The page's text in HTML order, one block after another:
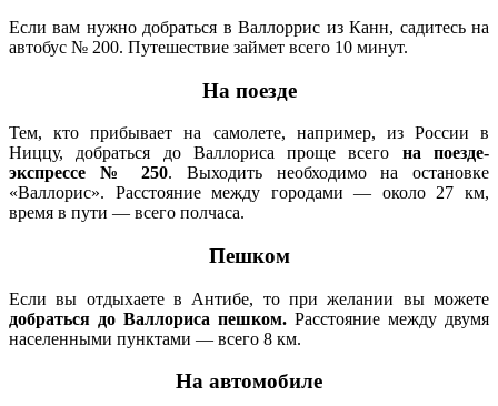
Если вам нужно добраться в Валлоррис из Канн, садитесь на
автобус № 200. Путешествие займет всего 10 минут.
На поезде
Тем, кто прибывает на самолете, например, из России в
Ниццу, добраться до Валлориса проще всего на поезде-
экспрессе № 250. Выходить необходимо на остановке
«Валлорис». Расстояние между городами — около 27 км,
время в пути — всего полчаса.
Пешком
Если вы отдыхаете в Антибе, то при желании вы можете
добраться до Валлориса пешком. Расстояние между двумя
населенными пунктами — всего 8 км.
На автомобиле